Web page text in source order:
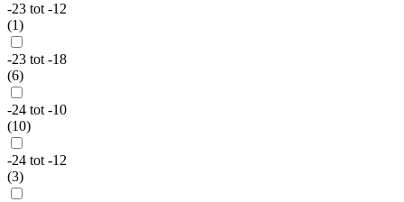
-23 tot -12
(1)
-23 tot -18
(6)
-24 tot -10
(10)
-24 tot -12
(3)